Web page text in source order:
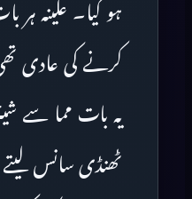
ہو گیا۔ علینہ ہر
کرنے کی
یہ بات مما سے
ٹھنڈی سانس